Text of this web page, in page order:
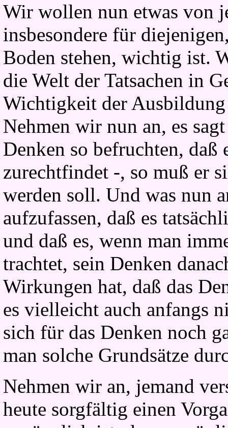
Wir wollen nun etwas von
insbesondere für
Boden stehen, wichtig ist.
die Welt der Tatsachen in
Wichtigkeit der
Nehmen wir nun an, es
Denken so befruchten,
zurechtfindet -, so muß er
werden soll. Und was nun
aufzufassen, daß es
und daß es, wenn man
trachtet, sein Denken
Wirkungen hat, daß das
es vielleicht auch anfangs
sich für das Denken noch
man solche Grundsätze
Nehmen wir an, jemand
heute sorgfältig einen